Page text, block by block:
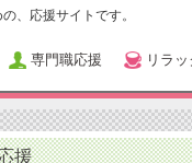
、応援サイトです。
専門職応援 リラ
援